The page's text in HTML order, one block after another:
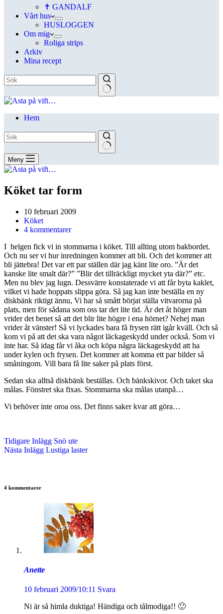
✝ GANDALF
Vårt hus
HUSLOGGEN
Om mig
Roliga strips
Arkiv
Mina recept
Hem
Meny
Köket tar form
10 februari 2009
Köket
4 kommentarer
I helgen fick vi in stommarna i köket. Till allting utom bakbordet.
Och nu ser vi hur inredningen kommer att bli. Och det kommer att
bli jättebra! Det var ett par ställen där jag känt lite oro. ”Är det
kanske lite smalt där?” ”Blir det tillräckligt mycket yta där?” etc.
Men nu blev jag lugn. Dessvärre konstaterade vi att får byta kaklet,
vilket vi hade hoppats slippa göra. Så jag kan inte beställa en ny
diskbänk riktigt ännu, Vi har så smått börjat ställa vitvarorna på
plats, men för sådana som oss tar det lite tid. Är det åt höger man
vrider det benet så att det blir lite högre i ena hörnet? Nehej man
vrider åt vänster! Så vi lyckades bara få frysen rätt igår kväll. Och så
kom vi på att det ska vara något läckageskydd under också. Som vi
inte har. Så idag får vi åka och köpa några läckageskydd att ha
under kylen och frysen. Det kommer att komma ett par bilder så
småningom. Vill bara få lite saker på plats först.
Sedan ska alltså diskbänk beställas. Och bänkskivor. Och taket ska
målas. Fönstret ska fixas. Stommarna ska målas utanpå…
Vi behöver inte oroa oss. Det finns saker kvar att göra…
Tidigare Inlägg Snö ute
Nästa Inlägg Lustiga laster
4 kommentarer
Anette
10 februari 2009/10:11 Svara
Ni är så himla duktiga! Händiga och tålmodiga!! 🙂